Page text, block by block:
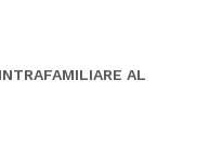
AL